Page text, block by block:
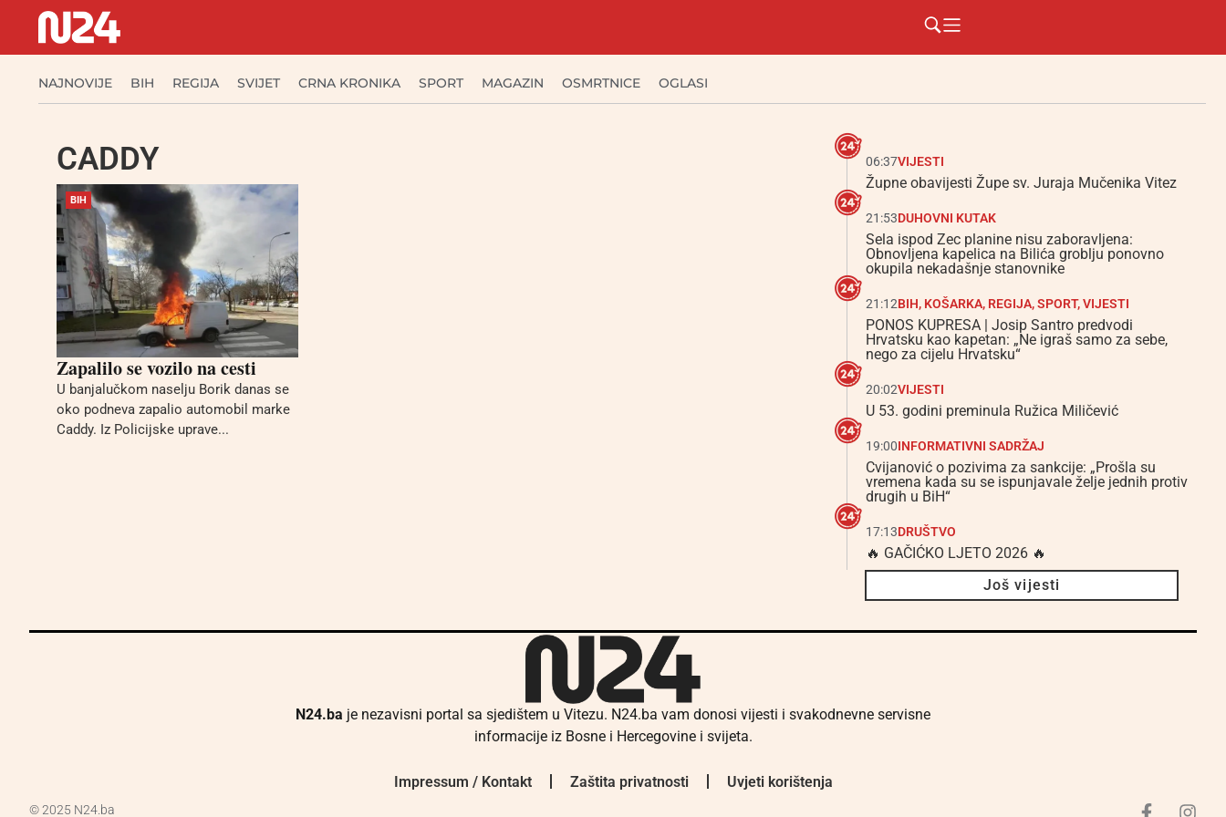
NAJNOVIJE BIH REGIJA SVIJET CRNA KRONIKA SPORT MAGAZIN OSMRTNICE OGLASI
CADDY
BIH
Zapalilo se vozilo na cesti
U banjalučkom naselju Borik danas se
oko podneva zapalio automobil marke
Caddy. Iz Policijske uprave...
06:37VIJESTI
Župne obavijesti Župe sv. Juraja Mučenika Vitez
21:53DUHOVNI KUTAK
Sela ispod Zec planine nisu zaboravljena:
Obnovljena kapelica na Bilića groblju ponovno
okupila nekadašnje stanovnike
21:12BIH, KOŠARKA, REGIJA,SPORT,VIJESTI
PONOS KUPRESA | Josip Santro predvodi
Hrvatsku kao kapetan: „Ne igraš samo za sebe,
nego za cijelu Hrvatsku“
20:02VIJESTI
U 53. godini preminula Ružica Miličević
19:00INFORMATIVNI SADRŽAJ
Cvijanović o pozivima za sankcije: „Prošla su
vremena kada su se ispunjavale želje jednih protiv
drugih u BiH“
17:13DRUŠTVO
🔥 GAČIĆKO LJETO 2026 🔥
Još vijesti
N24.ba je nezavisni portal sa sjedištem u Vitezu. N24.ba vam donosi vijesti i svakodnevne servisne
informacije iz Bosne i Hercegovine i svijeta.
Impressum / Kontakt Zaštita privatnosti Uvjeti korištenja
© 2025 N24.ba